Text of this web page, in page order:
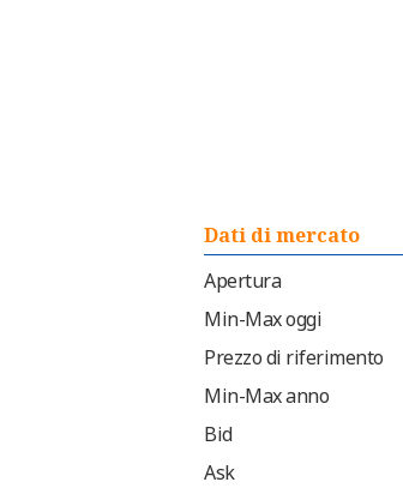
Dati di mercato
Apertura
Min-Max oggi
Prezzo di riferimento
Min-Max anno
Bid
Ask